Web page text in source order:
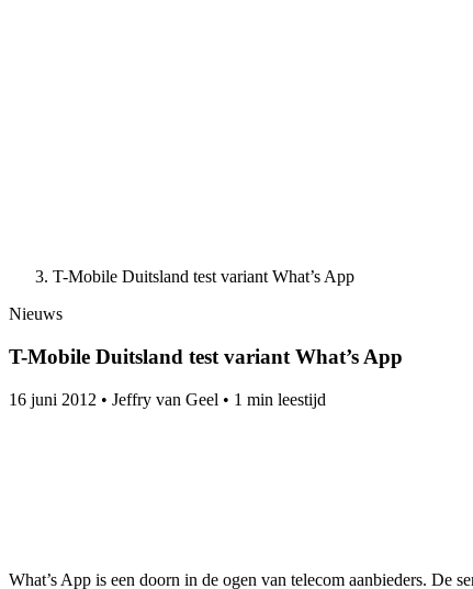
T-Mobile Duitsland test variant What’s App
Nieuws
T-Mobile Duitsland test variant What’s App
16 juni 2012 • Jeffry van Geel • 1 min leestijd
What’s App is een doorn in de ogen van telecom aanbieders. De